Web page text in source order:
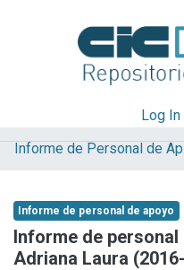
Log In
Explorar
Aportar material
Statistics
Informe de personal de apoyo
Informe de personal
Adriana Laura